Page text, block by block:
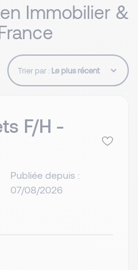
Immobilier &
Trier par :
F/H -
Publiée depuis :
07/08/2026